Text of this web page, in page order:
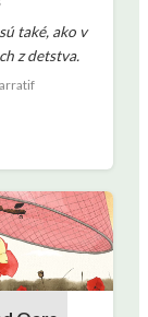
také, ako v
z detstva.